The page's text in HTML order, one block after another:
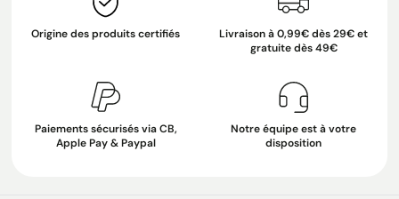
Origine des produits certifiés
Livraison à 0,99€ dès 29€ et
gratuite dès 49€
Paiements sécurisés via CB,
Apple Pay & Paypal
Notre équipe est à votre
disposition